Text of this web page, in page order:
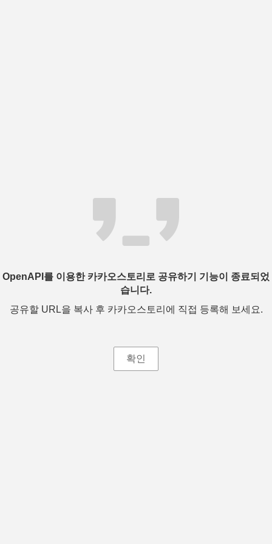
OpenAPI를 이용한 카카오스토리로 공유하기 기능이 종료되었
습니다.
공유할 URL을 복사 후 카카오스토리에 직접 등록해 보세요.
확인